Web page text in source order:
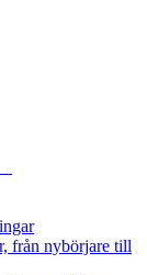
från nybörjare till